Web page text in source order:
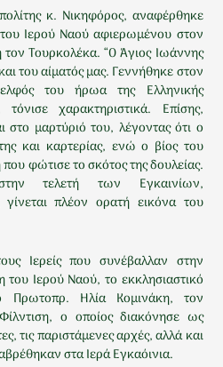
κ. Νικηφόρος, αναφέρθηκε
Ιερού Ναού αφιερωμένου στον
Τουρκολέκα. “Ο Άγιος Ιωάννης
του αίματός μας. Γεννήθηκε στον
του ήρωα της Ελληνικής
χαρακτηριστικά. Επίσης,
μαρτύριό του, λέγοντας ότι ο
και καρτερίας, ενώ ο βίος του
φώτισε το σκότος της δουλείας.
τελετή των Εγκαινίων,
πλέον ορατή εικόνα του
Ιερείς που συνέβαλλαν στην
Ιερού Ναού, το εκκλησιαστικό
Πρωτοπρ. Ηλία Κομινάκη, τον
ο οποίος διακόνησε ως
τις παριστάμενες αρχές, αλλά και
στα Ιερά Εγκαόινια.